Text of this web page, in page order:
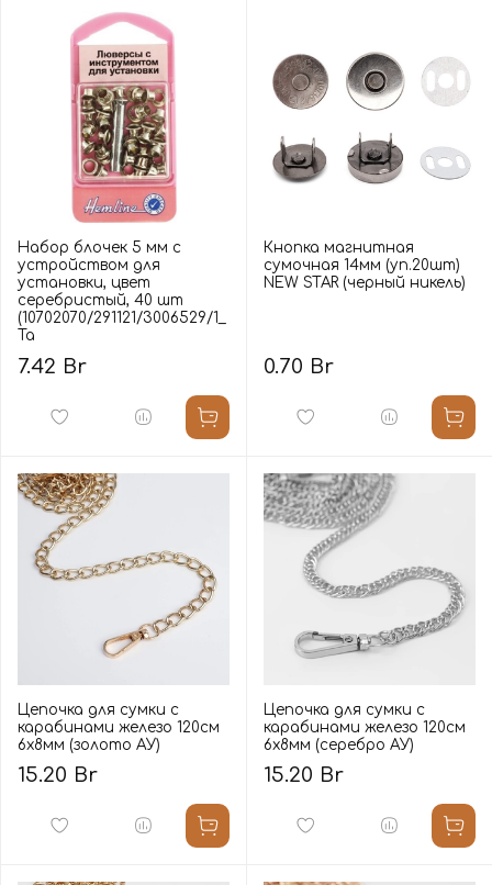
Набор блочек 5 мм с
устройством для
установки, цвет
серебристый, 40 шт
(10702070/291121/3006529/1_
Та
7.42 Br
Кнопка магнитная
сумочная 14мм (уп.20шт)
NEW STAR (черный никель)
0.70 Br
Цепочка для сумки с
карабинами железо 120см
6х8мм (золото АУ)
15.20 Br
Цепочка для сумки с
карабинами железо 120см
6х8мм (серебро АУ)
15.20 Br